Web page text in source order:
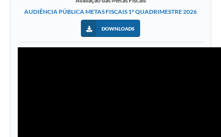
AUDIÊNCIA PÚBLICA METAS FISCAIS 1º QUADRIMESTRE 2026
DOWNLOADS